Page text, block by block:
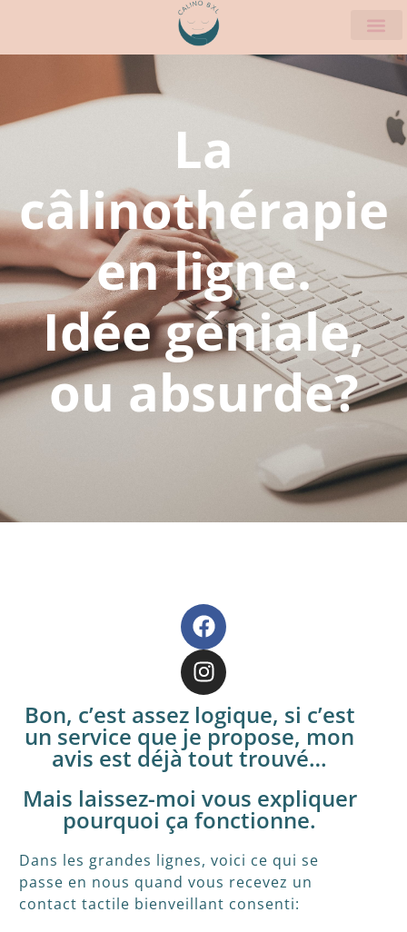
La
câlinothérapie
en ligne.
Idée géniale,
ou absurde?
Bon, c’est assez logique, si c’est
un service que je propose, mon
avis est déjà tout trouvé…
Mais laissez-moi vous expliquer
pourquoi ça fonctionne.
Dans les grandes lignes, voici ce qui se
passe en nous quand vous recevez un
contact tactile bienveillant consenti: